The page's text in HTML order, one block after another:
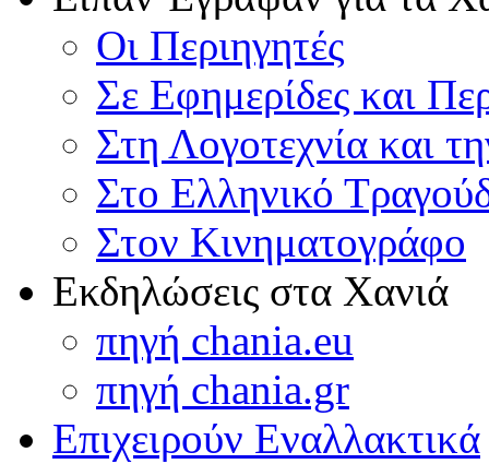
Οι Περιηγητές
Σε Εφημερίδες και
Στη Λογοτεχνία και
Στο Ελληνικό
Στον Κινηματογράφο
Εκδηλώσεις στα Χανιά
πηγή chania.eu
πηγή chania.gr
Επιχειρούν Εναλλακτικά